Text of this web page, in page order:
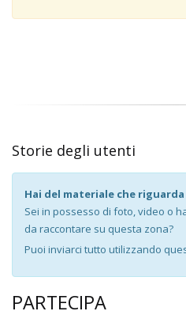
Storie degli utenti
Hai del materiale che
Sei in possesso di foto, video o
da raccontare su questa zona?
Puoi inviarci tutto utilizzando
PARTECIPA